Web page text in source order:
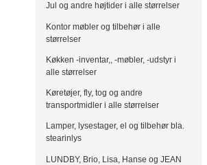
Jul og andre højtider i alle størrelser
Kontor møbler og tilbehør i alle
størrelser
Køkken -inventar,, -møbler, -udstyr i
alle størrelser
Køretøjer, fly, tog og andre
transportmidler i alle størrelser
Lamper, lysestager, el og tilbehør bla.
stearinlys
LUNDBY, Brio, Lisa, Hanse og JEAN